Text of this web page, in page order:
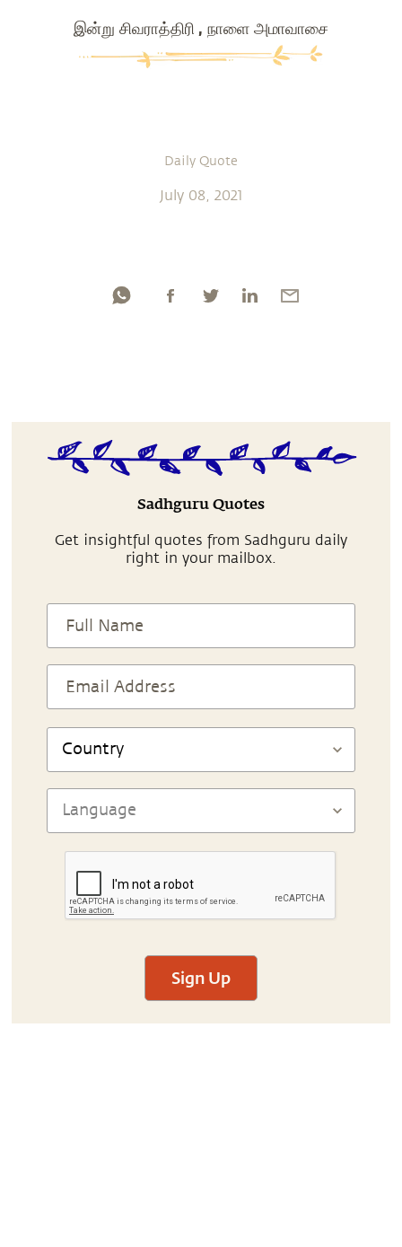
இன்று சிவராத்திரி , நாளை அமாவாசை
Daily Quote
July 08, 2021
Sadhguru Quotes
Get insightful quotes from Sadhguru daily
right in your mailbox.
Sign Up